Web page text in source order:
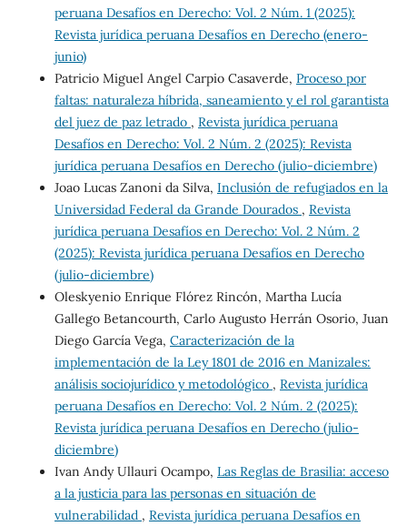
peruana Desafíos en Derecho: Vol. 2 Núm. 1 (2025):
Revista jurídica peruana Desafíos en Derecho (enero-
junio)
Patricio Miguel Angel Carpio Casaverde, Proceso por
faltas: naturaleza híbrida, saneamiento y el rol garantista
del juez de paz letrado , Revista jurídica peruana
Desafíos en Derecho: Vol. 2 Núm. 2 (2025): Revista
jurídica peruana Desafíos en Derecho (julio-diciembre)
Joao Lucas Zanoni da Silva, Inclusión de refugiados en la
Universidad Federal da Grande Dourados , Revista
jurídica peruana Desafíos en Derecho: Vol. 2 Núm. 2
(2025): Revista jurídica peruana Desafíos en Derecho
(julio-diciembre)
Oleskyenio Enrique Flórez Rincón, Martha Lucía
Gallego Betancourth, Carlo Augusto Herrán Osorio, Juan
Diego García Vega, Caracterización de la
implementación de la Ley 1801 de 2016 en Manizales:
análisis sociojurídico y metodológico , Revista jurídica
peruana Desafíos en Derecho: Vol. 2 Núm. 2 (2025):
Revista jurídica peruana Desafíos en Derecho (julio-
diciembre)
Ivan Andy Ullauri Ocampo, Las Reglas de Brasilia: acceso
a la justicia para las personas en situación de
vulnerabilidad , Revista jurídica peruana Desafíos en